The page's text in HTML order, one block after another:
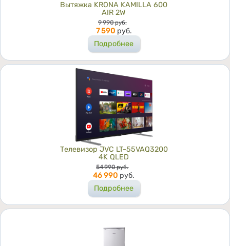
Вытяжка KRONA KAMILLA 600
AIR 2W
Цена
9 990 руб.
7 590 руб.
Подробнее
Телевизор JVC LT-55VAQ3200
4K QLED
Цена
54 990 руб.
46 990 руб.
Подробнее